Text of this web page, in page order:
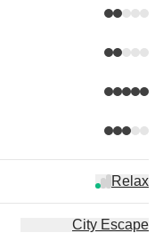
Relax
City Escape